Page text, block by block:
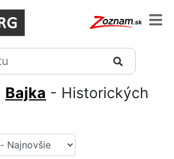
Bajka - Historických